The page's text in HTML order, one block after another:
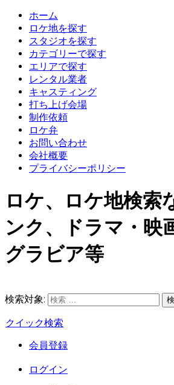
ホーム
ロケ地を探す
スタジオを探す
カテゴリーで探す
エリアで探す
レンタル業者
キャスティング
打ち上げ会場
制作依頼
ロケ弁
お問い合わせ
会社概要
プライバシーポリシー
ロケ、ロケ地検索
ンク、ドラマ・映
グラビア等
検索対象:
クイック検索
会員登録
ログイン